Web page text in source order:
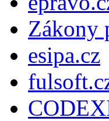
Zákony
esipa.cz